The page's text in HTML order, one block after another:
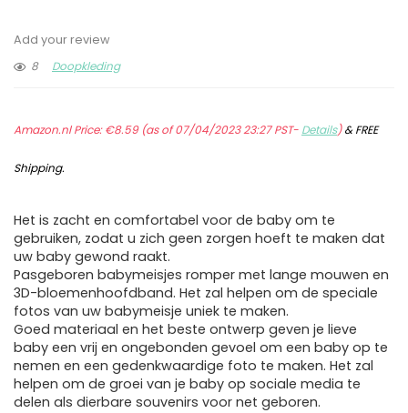
Add your review
8
Doopkleding
Amazon.nl Price:€8.59(as of 07/04/2023 23:27 PST- Details)&FREE
Shipping.
Het is zacht en comfortabel voor de baby om te
gebruiken, zodat u zich geen zorgen hoeft te maken dat
uw baby gewond raakt.
Pasgeboren babymeisjes romper met lange mouwen en
3D-bloemenhoofdband. Het zal helpen om de speciale
fotos van uw babymeisje uniek te maken.
Goed materiaal en het beste ontwerp geven je lieve
baby een vrij en ongebonden gevoel om een baby op te
nemen en een gedenkwaardige foto te maken. Het zal
helpen om de groei van je baby op sociale media te
delen als dierbare souvenirs voor net geboren.